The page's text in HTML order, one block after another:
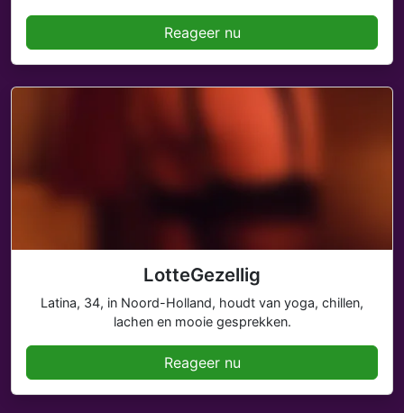
Reageer nu
LotteGezellig
Latina, 34, in Noord-Holland, houdt van yoga, chillen,
lachen en mooie gesprekken.
Reageer nu